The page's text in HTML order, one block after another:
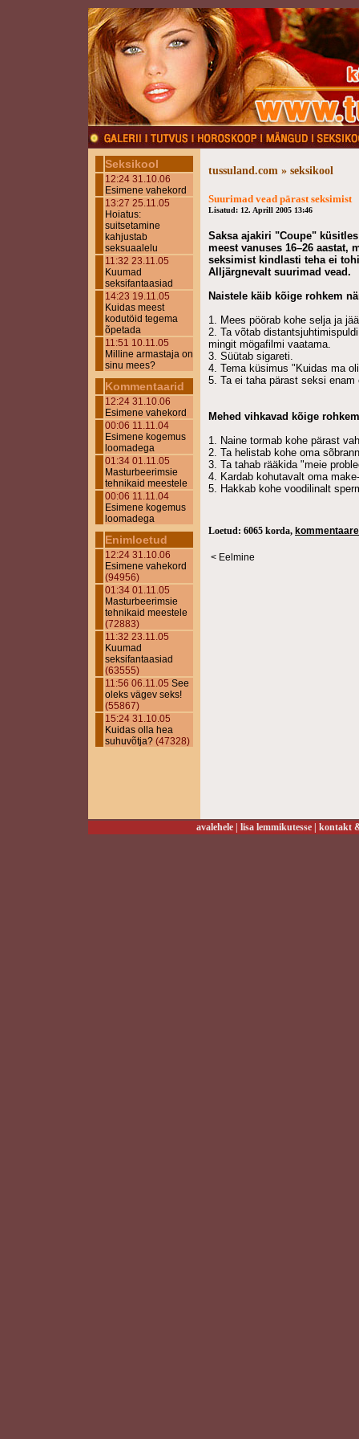
Seksikool
12:24 31.10.06
Esimene vahekord
13:27 25.11.05
Hoiatus:
suitsetamine
kahjustab
seksuaalelu
11:32 23.11.05
Kuumad
seksifantaasiad
14:23 19.11.05
Kuidas meest
kodutöid tegema
õpetada
11:51 10.11.05
Milline armastaja on
sinu mees?
Kommentaarid
12:24 31.10.06
Esimene vahekord
00:06 11.11.04
Esimene kogemus
loomadega
01:34 01.11.05
Masturbeerimsie
tehnikaid meestele
00:06 11.11.04
Esimene kogemus
loomadega
Enimloetud
12:24 31.10.06
Esimene vahekord
(94956)
01:34 01.11.05
Masturbeerimsie
tehnikaid meestele
(72883)
11:32 23.11.05
Kuumad
seksifantaasiad
(63555)
11:56 06.11.05 See
oleks vägev seks!
(55867)
15:24 31.10.05
Kuidas olla hea
suhuvõtja? (47328)
tussuland.com » seksikool
Suurimad vead pärast seksimist
Lisatud: 12. Aprill 2005 13:46
Saksa ajakiri "Coupe"
meest vanuses 16–26 aastat,
seksimist kindlasti teha ei
Alljärgnevalt suurimad vead.
Naistele käib kõige rohkem
1. Mees pöörab kohe selja ja
2. Ta võtab
mingit mögafilmi vaatama.
3. Süütab sigareti.
4. Tema küsimus "Kuidas ma
5. Ta ei taha pärast seksi enam
Mehed vihkavad kõige
1. Naine tormab kohe pärast
2. Ta helistab kohe oma
3. Ta tahab rääkida "meie
4. Kardab kohutavalt oma
5. Hakkab kohe voodilinalt
Loetud: 6065 korda,
< Eelmine
avalehele| lisa lemmikutesse| kontakt